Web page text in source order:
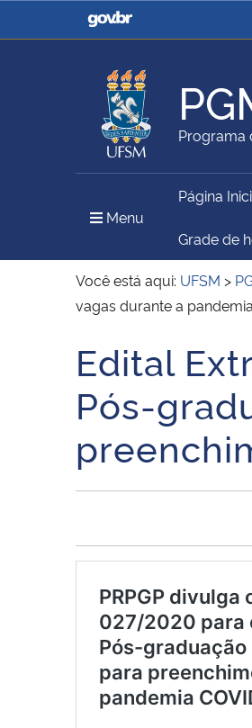
Casa Civil
Ministério da Agricultura,
Pecuária e Abastecimento
Ministério do Meio Ambiente
Secretaria de Governo
Programa
Menu
Página
Grade de
Você está aqui: UFSM >
vagas durante a
Início do conteúdo
Edital
Pós-